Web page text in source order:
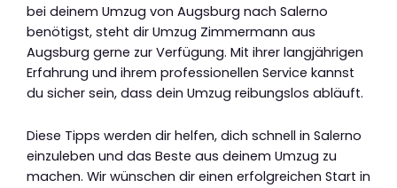
bei deinem Umzug von Augsburg nach Salerno
benötigst, steht dir Umzug Zimmermann aus
Augsburg gerne zur Verfügung. Mit ihrer langjährigen
Erfahrung und ihrem professionellen Service kannst
du sicher sein, dass dein Umzug reibungslos abläuft.
Diese Tipps werden dir helfen, dich schnell in Salerno
einzuleben und das Beste aus deinem Umzug zu
machen. Wir wünschen dir einen erfolgreichen Start in